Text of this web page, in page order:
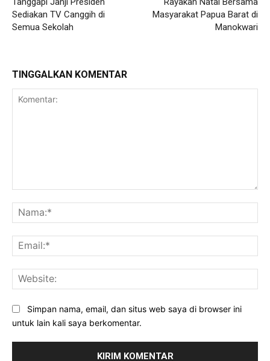
Sediakan TV Canggih di
Semua Sekolah
Masyarakat Papua Barat di
Manokwari
TINGGALKAN KOMENTAR
Simpan nama, email, dan situs web saya di browser ini
untuk lain kali saya berkomentar.